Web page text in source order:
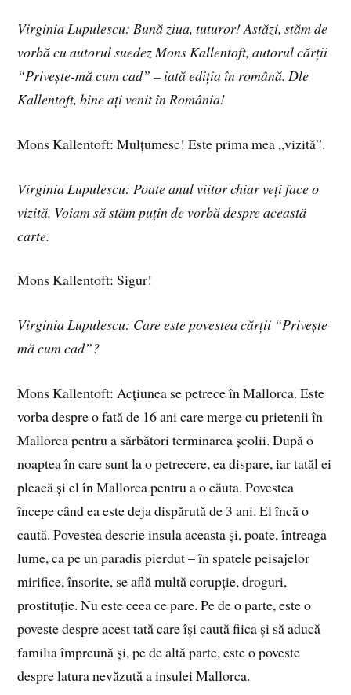
Virginia Lupulescu: Bună ziua, tuturor! Astăzi, stăm de
vorbă cu autorul suedez Mons Kallentoft, autorul cărții
“Privește-mă cum cad” – iată ediția în română. Dle
Kallentoft, bine ați venit în România!
Mons Kallentoft: Mulțumesc! Este prima mea „vizită”.
Virginia Lupulescu: Poate anul viitor chiar veți face o
vizită. Voiam să stăm puțin de vorbă despre această
carte.
Mons Kallentoft: Sigur!
Virginia Lupulescu: Care este povestea cărții “Privește-
mă cum cad”?
Mons Kallentoft: Acțiunea se petrece în Mallorca. Este
vorba despre o fată de 16 ani care merge cu prietenii în
Mallorca pentru a sărbători terminarea școlii. După o
noaptea în care sunt la o petrecere, ea dispare, iar tatăl ei
pleacă și el în Mallorca pentru a o căuta. Povestea
începe când ea este deja dispărută de 3 ani. El încă o
caută. Povestea descrie insula aceasta și, poate, întreaga
lume, ca pe un paradis pierdut – în spatele peisajelor
mirifice, însorite, se află multă corupție, droguri,
prostituție. Nu este ceea ce pare. Pe de o parte, este o
poveste despre acest tată care își caută fiica și să aducă
familia împreună și, pe de altă parte, este o poveste
despre latura nevăzută a insulei Mallorca.